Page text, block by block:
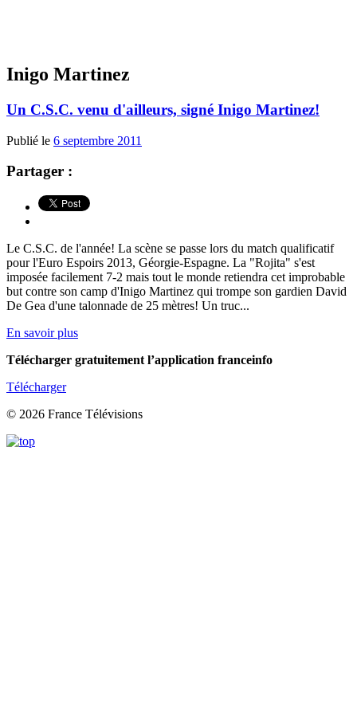
Inigo Martinez
Un C.S.C. venu d'ailleurs, signé Inigo Martinez!
Publié le 6 septembre 2011
Partager :
Le C.S.C. de l'année! La scène se passe lors du match qualificatif
pour l'Euro Espoirs 2013, Géorgie-Espagne. La "Rojita" s'est
imposée facilement 7-2 mais tout le monde retiendra cet improbable
but contre son camp d'Inigo Martinez qui trompe son gardien David
De Gea d'une talonnade de 25 mètres! Un truc...
En savoir plus
Télécharger gratuitement l’application franceinfo
Télécharger
© 2026 France Télévisions